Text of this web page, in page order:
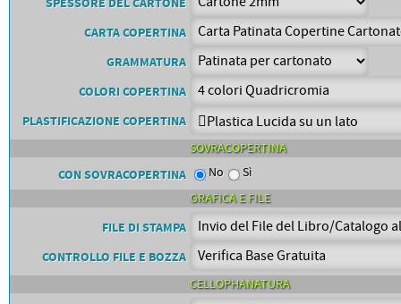
PETTORALI NUMERI DA
PETTORALI CON NOME ATLETA
SPESSORE DEL CARTONE
CARTA COPERTINA
GRAMMATURA
COLORI COPERTINA
PLASTIFICAZIONE COPERTINA
SOVRACOPERTINA
CON SOVRACOPERTINA No
Sì
GRAFICA E FILE
FILE DI STAMPA
CONTROLLO FILE E BOZZA
CELLOPHANATURA